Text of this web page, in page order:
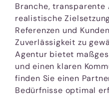
Branche, transparente
realistische
Referenzen und
Zuverlässigkeit zu
Agentur bietet
und einen klaren
finden Sie einen
Bedürfnisse optimal